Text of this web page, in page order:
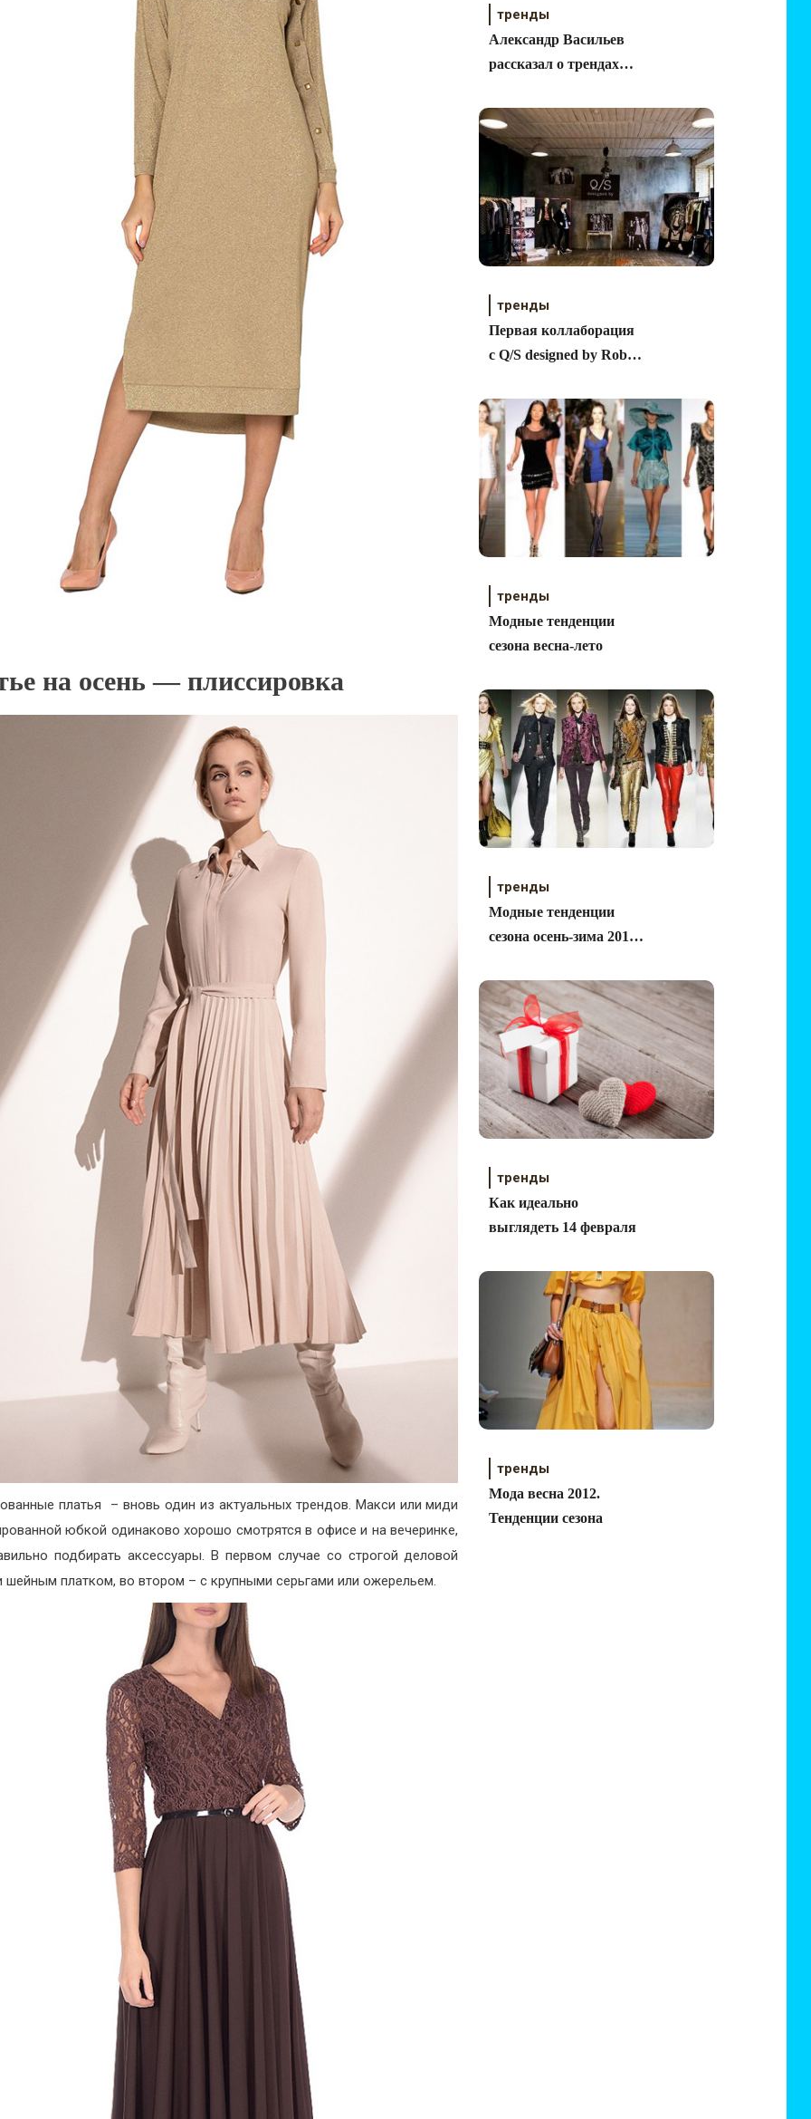
на осень — плиссировка
платья – вновь один из актуальных трендов. Макси или миди
юбкой одинаково хорошо смотрятся в офисе и на вечеринке,
подбирать аксессуары. В первом случае со строгой деловой
шейным платком, во втором – с крупными серьгами или ожерельем.
тренды
Александр Васильев
рассказал о трендах
тренды
Первая коллаборация
с Q/S designed by Robin
тренды
Модные тенденции
сезона весна-лето
тренды
Модные тенденции
сезона осень-зима 2010-
тренды
Как идеально
выглядеть 14 февраля
тренды
Мода весна 2012.
Тенденции сезона